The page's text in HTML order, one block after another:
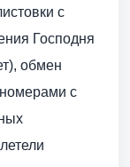
с
Господня
обмен
с